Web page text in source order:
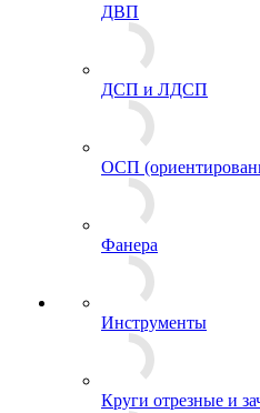
ДВП
ДСП и ЛДСП
ОСП
Фанера
Инструменты
Круги отрезные и